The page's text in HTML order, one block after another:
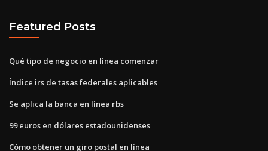
Featured Posts
Qué tipo de negocio en línea comenzar
Índice irs de tasas federales aplicables
Se aplica la banca en línea rbs
99 euros en dólares estadounidenses
Cómo obtener un giro postal en línea